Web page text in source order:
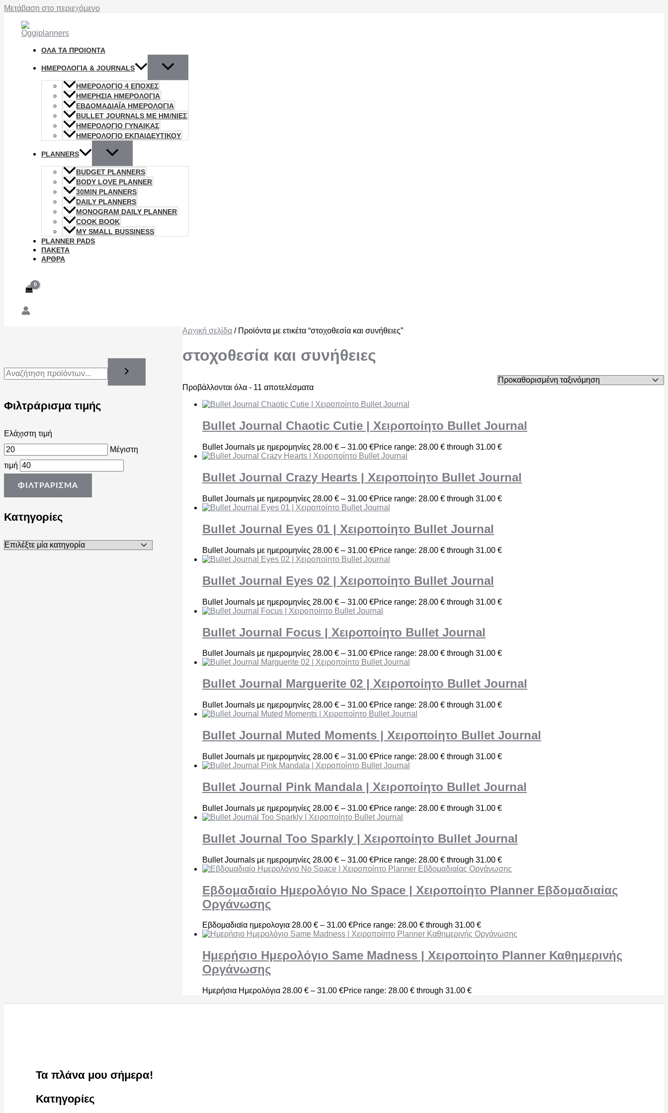
Μετάβαση στο περιεχόμενο
ΟΛΑ ΤΑ ΠΡΟΙΟΝΤΑ
ΗΜΕΡΟΛΌΓΙΑ & JOURNALS
ΗΜΕΡΟΛΟΓΙΟ 4 ΕΠΟΧΈΣ
ΗΜΕΡΉΣΙΑ ΗΜΕΡΟΛΌΓΙΑ
ΕΒΔΟΜΑΔΙΑΪΑ ΗΜΕΡΟΛΟΓΙΑ
BULLET JOURNALS ΜΕ ΗΜ/ΝΊΕΣ
ΗΜΕΡΟΛΟΓΙΟ ΓΥΝΑΊΚΑΣ
ΗΜΕΡΟΛΟΓΙΟ ΕΚΠΑΙΔΕΥΤΙΚΟΥ
PLANNERS
BUDGET PLANNERS
BODY LOVE PLANNER
30MIN PLANNERS
DAILY PLANNERS
MONOGRAM DAILY PLANNER
COOK BOOK
MY SMALL BUSSINESS
PLANNER PADS
ΠΑΚΕΤΑ
ΑΡΘΡΑ
Φιλτράρισμα τιμής
Ελάχιστη τιμή
Μέγιστη
τιμή
ΦΙΛΤΡΆΡΙΣΜΑ
Κατηγορίες
Αρχική σελίδα / Προϊόντα με ετικέτα “στοχοθεσία και συνήθειες”
στοχοθεσία και συνήθειες
Προβάλλονται όλα - 11 αποτελέσματα
Bullet Journal Chaotic Cutie | Χειροποίητο Bullet Journal
Bullet Journals με ημερομηνίες 28.00 € – 31.00 €Price range: 28.00 € through 31.00 €
Bullet Journal Crazy Hearts | Χειροποίητο Bullet Journal
Bullet Journals με ημερομηνίες 28.00 € – 31.00 €Price range: 28.00 € through 31.00 €
Bullet Journal Eyes 01 | Χειροποίητο Bullet Journal
Bullet Journals με ημερομηνίες 28.00 € – 31.00 €Price range: 28.00 € through 31.00 €
Bullet Journal Eyes 02 | Χειροποίητο Bullet Journal
Bullet Journals με ημερομηνίες 28.00 € – 31.00 €Price range: 28.00 € through 31.00 €
Bullet Journal Focus | Χειροποίητο Bullet Journal
Bullet Journals με ημερομηνίες 28.00 € – 31.00 €Price range: 28.00 € through 31.00 €
Bullet Journal Marguerite 02 | Χειροποίητο Bullet Journal
Bullet Journals με ημερομηνίες 28.00 € – 31.00 €Price range: 28.00 € through 31.00 €
Bullet Journal Muted Moments | Χειροποίητο Bullet Journal
Bullet Journals με ημερομηνίες 28.00 € – 31.00 €Price range: 28.00 € through 31.00 €
Bullet Journal Pink Mandala | Χειροποίητο Bullet Journal
Bullet Journals με ημερομηνίες 28.00 € – 31.00 €Price range: 28.00 € through 31.00 €
Bullet Journal Too Sparkly | Χειροποίητο Bullet Journal
Bullet Journals με ημερομηνίες 28.00 € – 31.00 €Price range: 28.00 € through 31.00 €
Εβδομαδιαίο Ημερολόγιο No Space | Χειροποίητο Planner Εβδομαδιαίας
Οργάνωσης
Εβδομαδιαϊα ημερολογια 28.00 € – 31.00 €Price range: 28.00 € through 31.00 €
Ημερήσιο Ημερολόγιο Same Madness | Χειροποίητο Planner Καθημερινής
Οργάνωσης
Ημερήσια Ημερολόγια 28.00 € – 31.00 €Price range: 28.00 € through 31.00 €
Τα πλάνα μου σήμερα!
Κατηγορίες